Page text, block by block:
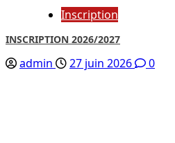
Inscription
INSCRIPTION 2026/2027
admin 27 juin 2026 0